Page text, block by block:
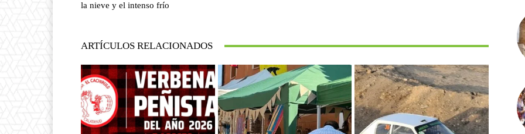
la nieve y el intenso frío
ARTÍCULOS RELACIONADOS